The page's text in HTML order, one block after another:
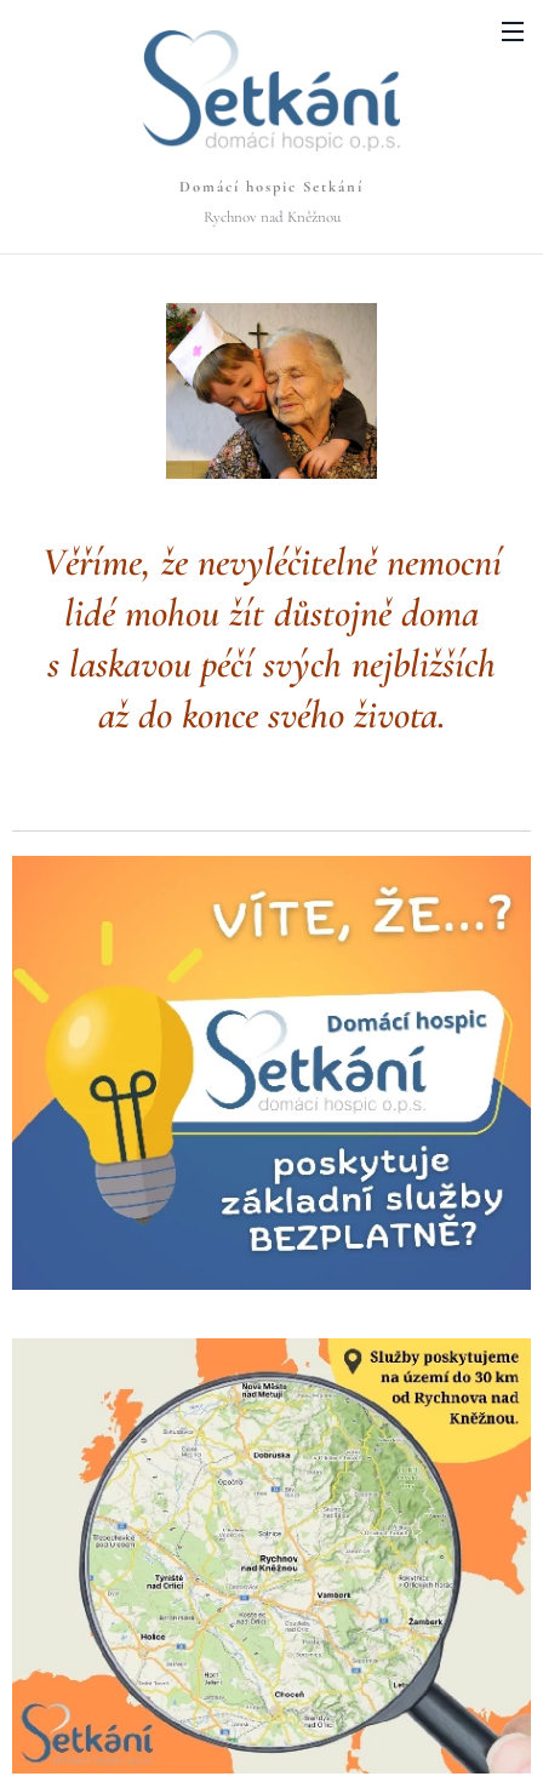
Domácí hospic Setkání
Rychnov nad Kněžnou
Věříme, že nevyléčitelně nemocní
lidé mohou žít důstojně doma
s laskavou péčí svých nejbližších
až do konce svého života.